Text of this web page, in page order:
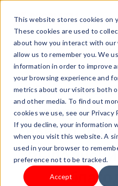
This website stores cookies on
These cookies are used to
about how you interact with our
allow us to remember you. We
information in order to improve
your browsing experience and
metrics about our visitors both
and other media. To find out
cookies we use, see our Privacy
If you decline, your information
when you visit this website. A
used in your browser to
preference not to be tracked.
Accept
28.01.2026 0:00:00 |
Cainiao и